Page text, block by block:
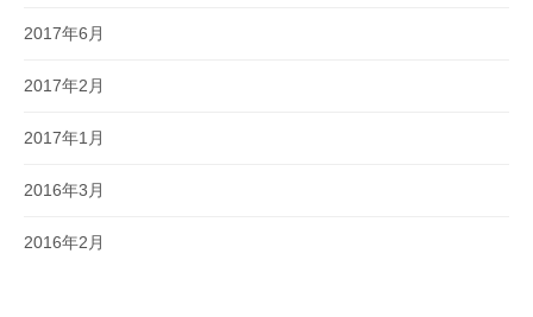
2017年6月
2017年2月
2017年1月
2016年3月
2016年2月